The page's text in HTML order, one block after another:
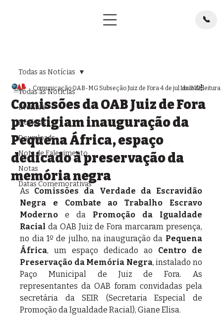
📞
Todas as Notícias
Eventos
Notícias
Downloads
Nota de Falecimento
Notas
Datas Comemorativas
Todas as Notícias
Comissões da OAB Juiz de Fora
prestigiam inauguração da
Pequena África, espaço
dedicado à preservação da
memória negra
Comunicação OAB-MG Subseção Juiz de Fora 4 de jul. de 2025
1 min de leitura
As Comissões da Verdade da Escravidão
Negra e Combate ao Trabalho Escravo
Moderno e da Promoção da Igualdade
Racial da OAB Juiz de Fora marcaram presença,
no dia 1º de julho, na inauguração da Pequena
África, um espaço dedicado ao Centro de
Preservação da Memória Negra, instalado no
Paço Municipal de Juiz de Fora. As
representantes da OAB foram convidadas pela
secretária da SEIR (Secretaria Especial de
Promoção da Igualdade Racial), Giane Elisa.